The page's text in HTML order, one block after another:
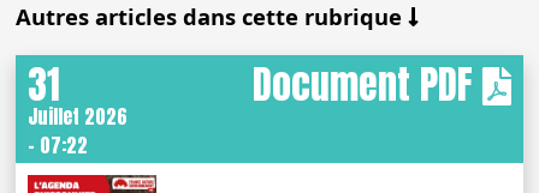
Autres articles dans cette rubrique
Document PDF
31
Juillet 2026
- 07:22